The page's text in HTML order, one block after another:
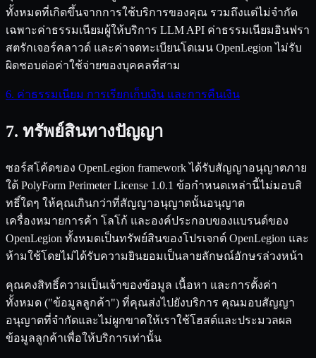
ทั้งหมดที่เกิดขึ้นจากการใช้บริการของคุณ รวมถึงแต่ไม่จำกัด
เฉพาะค่าธรรมเนียมผู้ให้บริการ LLM API ค่าธรรมเนียมอินฟรา
สตรักเจอร์คลาวด์ และค่าจดทะเบียนโดเมน OpenLegion ไม่รับ
ผิดชอบต่อค่าใช้จ่ายของบุคคลที่สาม
6. ค่าธรรมเนียม การเรียกเก็บเงิน และการคืนเงิน
7. ทรัพย์สินทางปัญญา
ซอร์สโค้ดของ OpenLegion framework ได้รับสัญญาอนุญาตภาย
ใต้ PolyForm Perimeter License 1.0.1 ข้อกำหนดเหล่านี้ไม่มอบสิ
ทธิ์ใดๆ ให้คุณเกินกว่าที่สัญญาอนุญาตนั้นอนุญาต
เครื่องหมายการค้า โลโก้ และองค์ประกอบของแบรนด์ของ
OpenLegion ทั้งหมดเป็นทรัพย์สินของโปรเจกต์ OpenLegion และ
ห้ามใช้โดยไม่ได้รับความยินยอมเป็นลายลักษณ์อักษรล่วงหน้า
คุณคงสิทธิ์ความเป็นเจ้าของข้อมูล เนื้อหา และการตั้งค่า
ทั้งหมด ("ข้อมูลลูกค้า") ที่คุณส่งไปยังบริการ คุณมอบสัญญา
อนุญาตที่จำกัดและไม่ผูกขาดให้เราใช้โฮสต์และประมวลผล
ข้อมูลลูกค้าเพื่อให้บริการเท่านั้น